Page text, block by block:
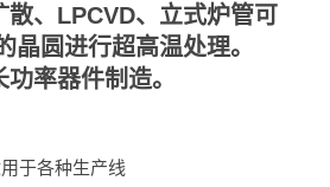
散、LPCVD、立式炉管可
晶圆进行超高温处理。
率器件制造。
于各种生产线